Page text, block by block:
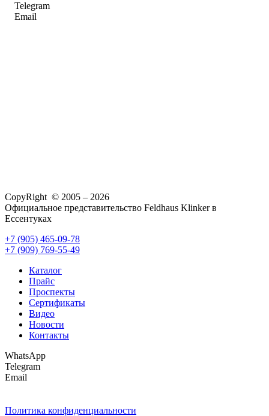
Telegram
Email
CopyRight © 2005 – 2026
Официальное представительство Feldhaus Klinker в
Ессентуках
+7 (905) 465-09-78
+7 (909) 769-55-49
Каталог
Прайс
Проспекты
Сертификаты
Видео
Новости
Контакты
WhatsApp
Telegram
Email
Политика конфиденциальности